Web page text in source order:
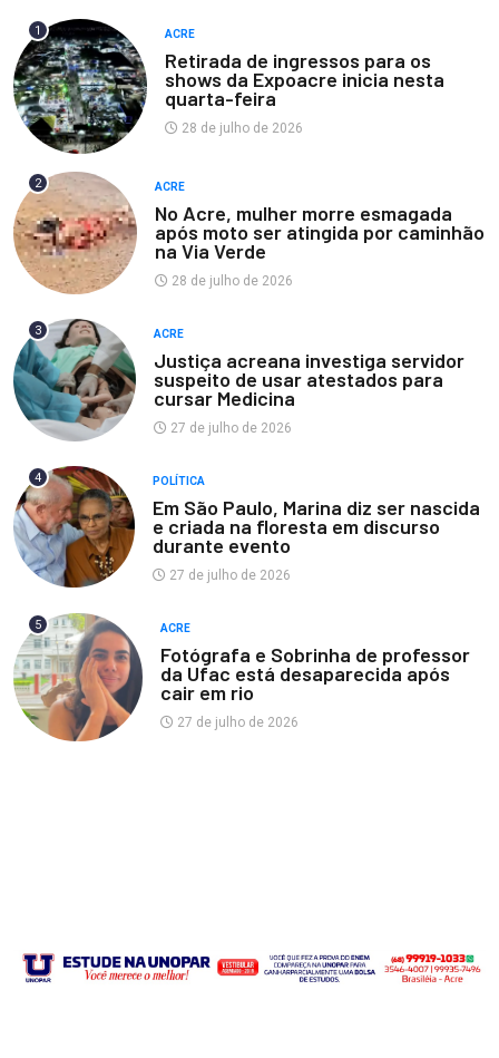
1 ACRE
Retirada de ingressos para os
shows da Expoacre inicia nesta
quarta-feira
28 de julho de 2026
2 ACRE
No Acre, mulher morre esmagada
após moto ser atingida por caminhão
na Via Verde
28 de julho de 2026
3 ACRE
Justiça acreana investiga servidor
suspeito de usar atestados para
cursar Medicina
27 de julho de 2026
4 POLÍTICA
Em São Paulo, Marina diz ser nascida
e criada na floresta em discurso
durante evento
27 de julho de 2026
5 ACRE
Fotógrafa e Sobrinha de professor
da Ufac está desaparecida após
cair em rio
27 de julho de 2026